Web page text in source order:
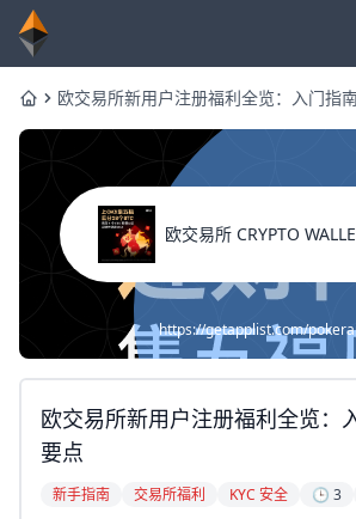
Home欧交易所新用户注册福利全览：入门指
欧交易所 CRYPTO
https://getapplist.com/
欧交易所新用户注册福利全览：
要点
新手指南 交易所福利 KYC 安全 🕒 3